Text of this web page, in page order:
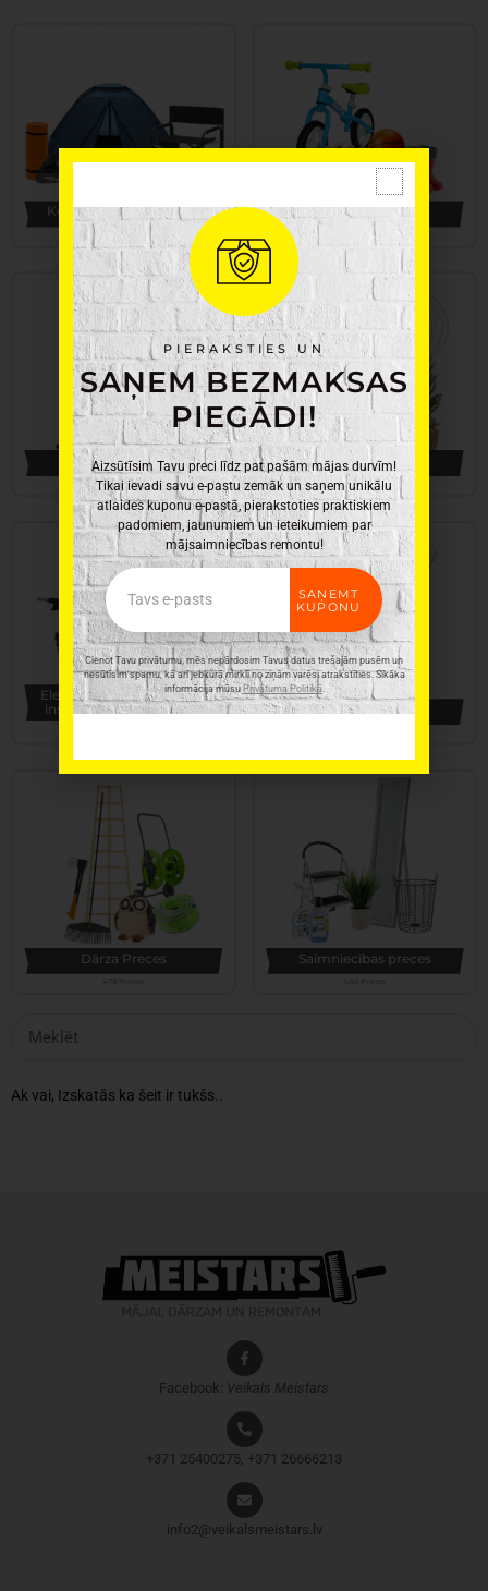
Kempingam un atpūtai Bērnu preces
116 Preces
Apgaismojums
159 Preces
Ziemassvētki
175 Preces
Elektroinstrumenti, rokas
instrumenti un furnitūra
Virtuves piederumi
Dārza Preces Saimniecības preces
Ak vai, Izskatās ka šeit ir tukšs..
Facebook: Veikals Meistars
+371 25400275, +371 26666213
info2@veikalsmeistars.lv
PIERAKSTIES UN
SAŅEM BEZMAKSAS
PIEGĀDI!
Aizsūtīsim Tavu preci līdz pat pašām mājas durvīm!
Tikai ievadi savu e-pastu zemāk un saņem unikālu
atlaides kuponu e-pastā, pierakstoties praktiskiem
padomiem, jaunumiem un ieteikumiem par
mājsaimniecības remontu!
Email
SAŅEMT
KUPONU
Cienot Tavu privātumu, mēs nepārdosim Tavus datus trešajām pusēm un
nesūtīsim spamu, kā arī jebkurā mirklī no ziņām varēsi atrakstīties. Sīkāka
informācija mūsuPrivātuma Politikā.